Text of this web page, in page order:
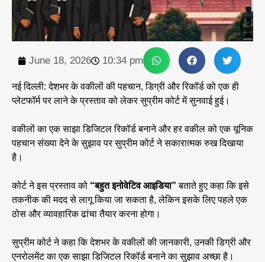
June 18, 2026 10:34 pm
नई दिल्ली: देशभर के वकीलों की पहचान, डिग्री और रिकॉर्ड को एक ही
प्लेटफॉर्म पर लाने के प्रस्ताव को लेकर सुप्रीम कोर्ट में सुनवाई हुई।
वकीलों का एक साझा डिजिटल रिकॉर्ड बनाने और हर वकील को एक यूनिक
पहचान संख्या देने के सुझाव पर सुप्रीम कोर्ट ने सकारात्मक रुख दिखाया
है।
कोर्ट ने इस प्रस्ताव को “बहुत इनोवेटिव आइडिया” बताते हुए कहा कि इसे
तकनीक की मदद से लागू किया जा सकता है, लेकिन इसके लिए पहले एक
ठोस और व्यावहारिक ढांचा तैयार करना होगा।
सुप्रीम कोर्ट ने कहा कि देशभर के वकीलों की जानकारी, उनकी डिग्री और
एनरोलमेंट का एक साझा डिजिटल रिकॉर्ड बनाने का सुझाव अच्छा है।